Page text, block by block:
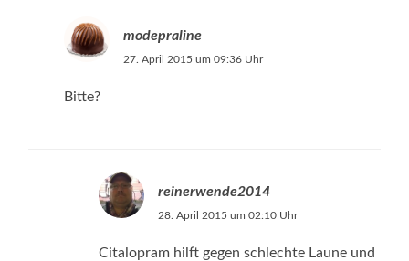
modepraline
27. April 2015 um 09:36 Uhr
Bitte?
reinerwende2014
28. April 2015 um 02:10 Uhr
Citalopram hilft gegen schlechte Laune und